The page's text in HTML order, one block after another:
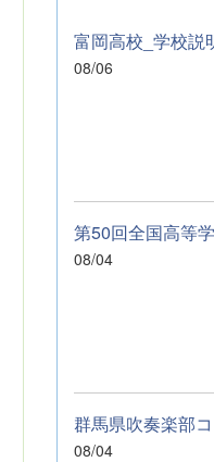
校は今年度、群馬
県教育委員会から
SAH+ Leading
徒の育成」に取り
組んでまいりま
す。
08/06
08/04
08/04